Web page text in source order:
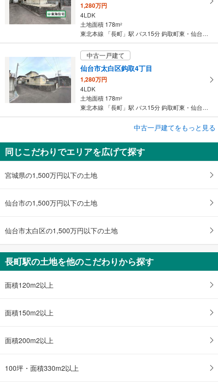
1,280万円
4LDK
土地面積 178m2
東北本線 「長町」駅 バス15分 鈎取町東・仙台西高校入口 バス停下車 徒歩6分
中古一戸建て
仙台市太白区鈎取4丁目
1,280万円
4LDK
土地面積 178m2
東北本線 「長町」駅 バス15分 鈎取町東・仙台西高校入口 バス停下車 徒歩6分
名取市相互台2丁目
1,398万円
4LDK
土地面積 208.74m
中古一戸建てをもっと見る
同じこだわりでエリアを広げて探す
宮城県の1,500万円以下の土地
仙台市の1,500万円以下の土地
仙台市太白区の1,500万円以下の土地
長町駅の土地を他のこだわりから探す
面積120m2以上
面積150m2以上
面積200m2以上
100坪・面積330m2以上